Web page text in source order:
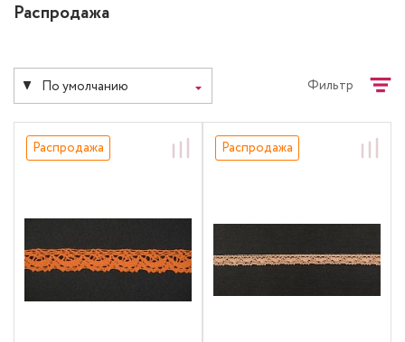
Распродажа
По умолчанию Фильтр
Распродажа Распродажа